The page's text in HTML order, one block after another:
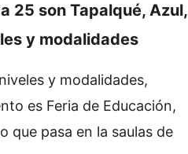
25 son Tapalqué, Azul,
y modalidades
y modalidades,
es Feria de Educación,
que pasa en la saulas de